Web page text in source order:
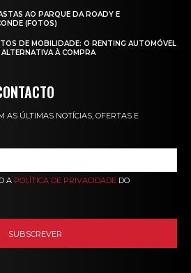
AO PARQUE DA ROADY E
(FOTOS)
DE MOBILIDADE: O RENTING AUTOMÓVEL
À COMPRA
AS ÚLTIMAS NOTÍCIAS, OFERTAS E
A POLÍTICA DE PRIVACIDADE DO